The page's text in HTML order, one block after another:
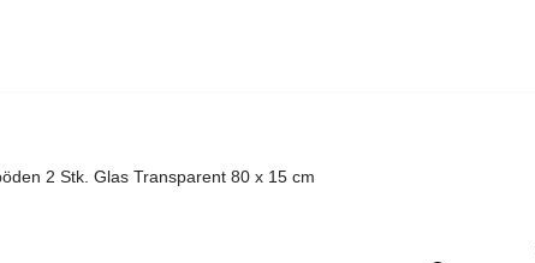
2 Stk. Glas Transparent 80 x 15 cm